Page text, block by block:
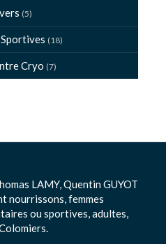
(5)
(18)
Cryo (7)
LAMY, Quentin GUYOT
nourrissons, femmes
ou sportives, adultes,